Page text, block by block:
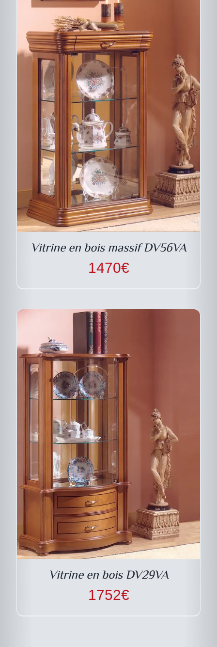
Vitrine en bois massif DV56VA
1470€
DESCRIPTIF DU
PRODUIT
PRODUIT
A
PLUSIEURS
VARIATIONS.
LES
OPTIONS
PEUVENT
ÊTRE
Vitrine en bois DV29VA
1752€